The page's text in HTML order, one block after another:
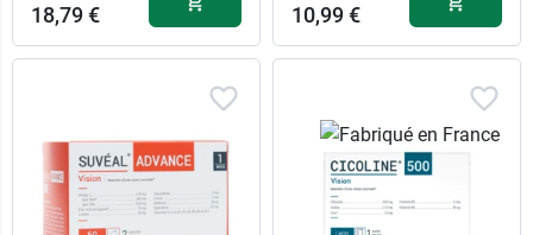
18,79 € 10,99 €